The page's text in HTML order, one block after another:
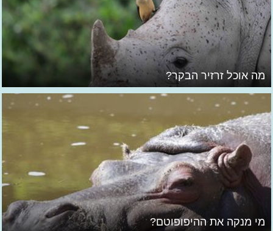
מה אוכל זרזיר הבקר?
מי מנקה את ההיפופוטם?